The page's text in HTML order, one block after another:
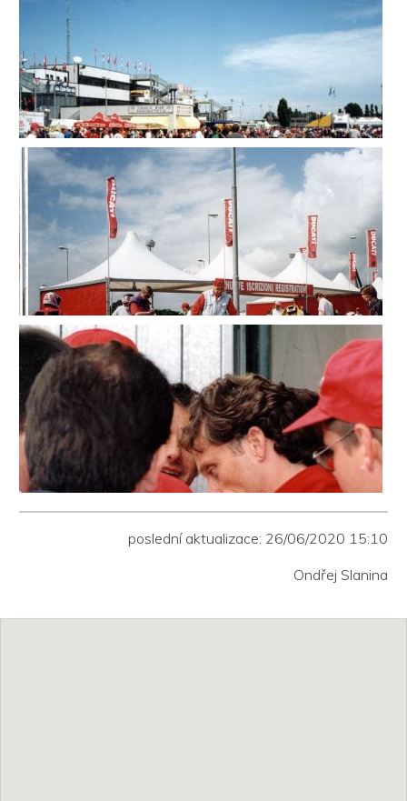
poslední aktualizace: 26/06/2020 15:10
Ondřej Slanina